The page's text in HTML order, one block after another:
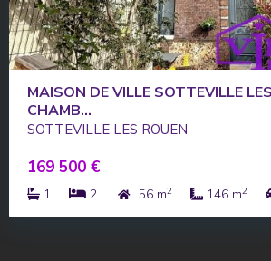
MAISON DE VILLE SOTTEVILLE
CHAMB...
SOTTEVILLE LES ROUEN
169 500 €
1 2 56 m2 146 m2